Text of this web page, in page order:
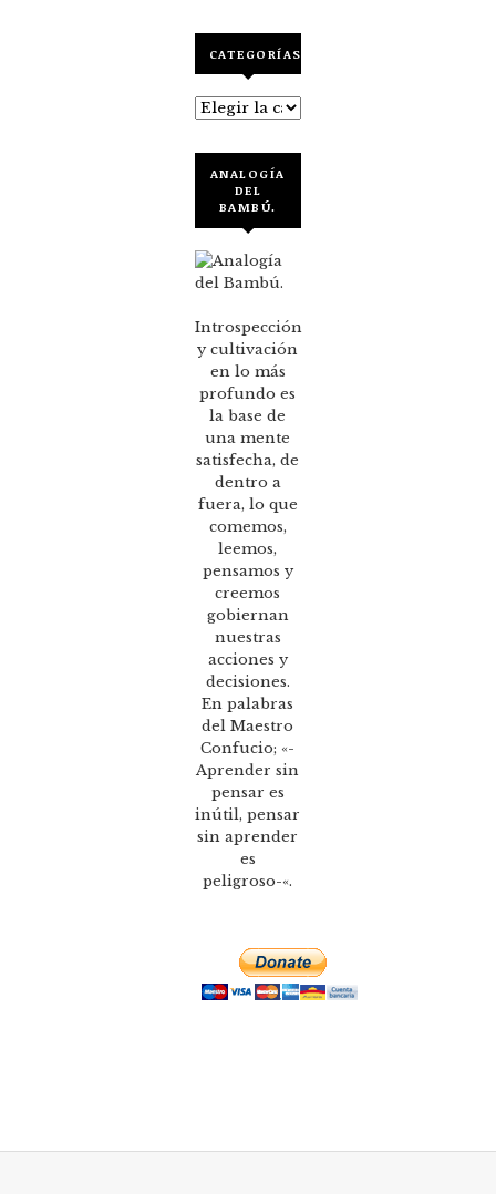
CATEGORÍAS
Categorías
ANALOGÍA
DEL
BAMBÚ.
Introspección
y cultivación
en lo más
profundo es
la base de
una mente
satisfecha, de
dentro a
fuera, lo que
comemos,
leemos,
pensamos y
creemos
gobiernan
nuestras
acciones y
decisiones.
En palabras
del Maestro
Confucio; «-
Aprender sin
pensar es
inútil, pensar
sin aprender
es
peligroso-«.